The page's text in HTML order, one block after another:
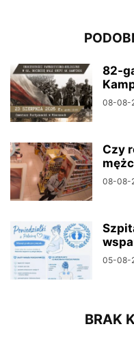
82-
08-08-
Czy
08-08-
05-08-
BRAK